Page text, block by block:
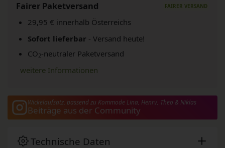
Fairer Paketversand
29,95 € innerhalb Österreichs
Sofort lieferbar - Versand heute!
CO2-neutraler Paketversand
weitere Informationen
Wickelaufsatz, passend zu Kommode Lina, Henry, Theo & Niklas
Beiträge aus der Community
Technische Daten